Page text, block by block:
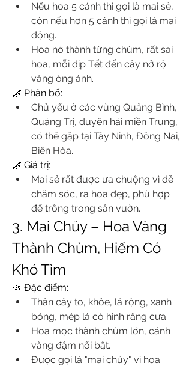
Nếu hoa 5 cánh thì gọi là mai sẻ,
còn nếu hơn 5 cánh thì gọi là mai
động.
Hoa nở thành từng chùm, rất sai
hoa, mỗi dịp Tết đến cây nở rộ
vàng óng ánh.
🌿 Phân bố:
Chủ yếu ở các vùng Quảng Bình,
Quảng Trị, duyên hải miền Trung,
có thể gặp tại Tây Ninh, Đồng Nai,
Biên Hòa.
🌿 Giá trị:
Mai sẻ rất được ưa chuộng vì dễ
chăm sóc, ra hoa đẹp, phù hợp
để trồng trong sân vườn.
3. Mai Chủy – Hoa Vàng
Thành Chùm, Hiếm Có
Khó Tìm
🌿 Đặc điểm:
Thân cây to, khỏe, lá rộng, xanh
bóng, mép lá có hình răng cưa.
Hoa mọc thành chùm lớn, cánh
vàng đậm nổi bật.
Được gọi là "mai chủy" vì hoa